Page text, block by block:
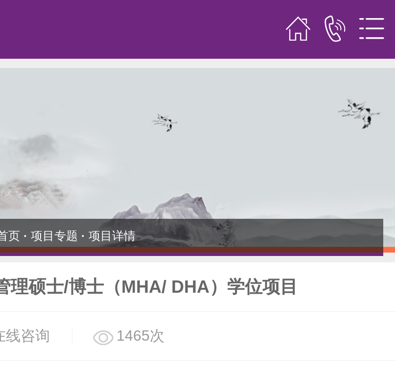
页 · 项目专题 · 项目详情
理硕士/博士（MHA/ DHA）学位项目
线咨询 1465次